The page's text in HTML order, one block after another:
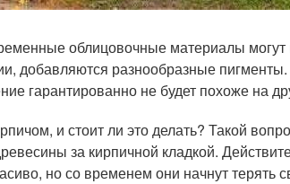
облицовочные материалы могут
добавляются разнообразные
гарантированно не будет похоже на
и стоит ли это делать? Такой
за кирпичной кладкой.
но со временем они начнут терять